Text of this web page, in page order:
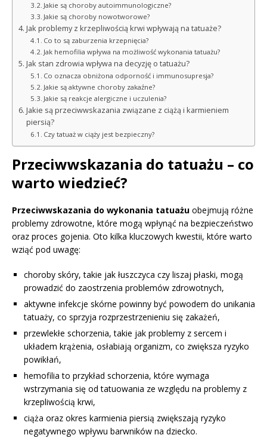
Jakie są choroby autoimmunologiczne?
Jakie są choroby nowotworowe?
Jak problemy z krzepliwością krwi wpływają na tatuaże?
Co to są zaburzenia krzepnięcia?
Jak hemofilia wpływa na możliwość wykonania tatuażu?
Jak stan zdrowia wpływa na decyzję o tatuażu?
Co oznacza obniżona odporność i immunosupresja?
Jakie są aktywne choroby zakaźne?
Jakie są reakcje alergiczne i uczulenia?
Jakie są przeciwwskazania związane z ciążą i karmieniem
piersią?
Czy tatuaż w ciąży jest bezpieczny?
Przeciwwskazania do tatuażu – co
warto wiedzieć?
Przeciwwskazania do wykonania tatuażu obejmują różne
problemy zdrowotne, które mogą wpłynąć na bezpieczeństwo
oraz proces gojenia. Oto kilka kluczowych kwestii, które warto
wziąć pod uwagę:
choroby skóry, takie jak łuszczyca czy liszaj płaski, mogą
prowadzić do zaostrzenia problemów zdrowotnych,
aktywne infekcje skórne powinny być powodem do unikania
tatuaży, co sprzyja rozprzestrzenieniu się zakażeń,
przewlekłe schorzenia, takie jak problemy z sercem i
układem krążenia, osłabiają organizm, co zwiększa ryzyko
powikłań,
hemofilia to przykład schorzenia, które wymaga
wstrzymania się od tatuowania ze względu na problemy z
krzepliwością krwi,
ciąża oraz okres karmienia piersią zwiększają ryzyko
negatywnego wpływu barwników na dziecko.